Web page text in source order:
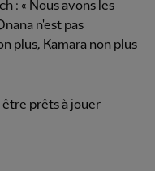
: « Nous avons les
n'est pas
plus, Kamara non plus
être prêts à jouer